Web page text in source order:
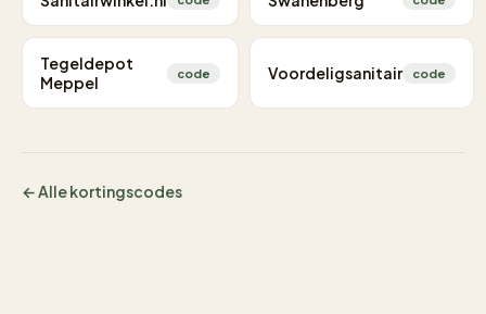
Tegeldepot
Meppel
code Voordeligsanitair code
← Alle kortingscodes